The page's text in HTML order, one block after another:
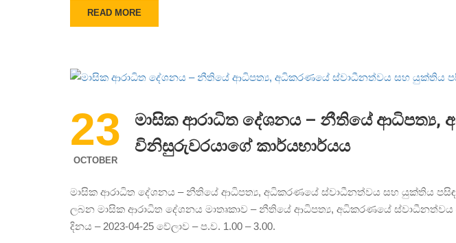
READ MORE
23
OCTOBER
මාසික ආරාධිත දේශනය – නීතියේ ආධිපත්‍ය,
විනිසුරුවරයාගේ කාර්යභාර්යය
මාසික ආරාධිත දේශනය – නීතියේ ආධිපත්‍ය, අධිකරණයේ ස්වාධීනත්වය සහ යුක්තිය
ලබන මාසික ආරාධිත දේශනය මාතෘකාව – නීතියේ ආධිපත්‍ය, අධිකරණයේ ස්වාධීනත්වය
දිනය – 2023-04-25 වේලාව – ප.ව. 1.00 – 3.00.